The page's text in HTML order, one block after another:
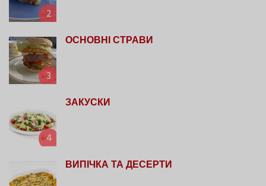
2
3
ОСНОВНІ СТРАВИ
4
ЗАКУСКИ
ВИПІЧКА ТА ДЕСЕРТИ